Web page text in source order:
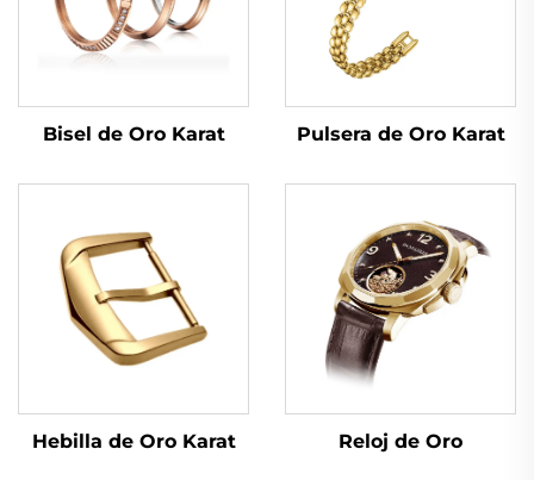
Bisel de Oro Karat Pulsera de Oro Karat
Hebilla de Oro Karat Reloj de Oro